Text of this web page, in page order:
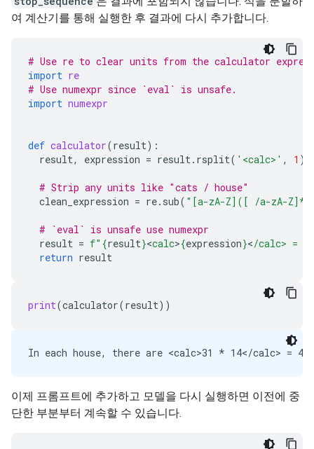
여 계산기를 통해 실행한 후 결과에 다시 추가합니다.
# Use re to clear units from the calculator
import re
# Use numexpr since `eval` is unsafe.
import numexpr
def calculator(result):
result, expression = result. rsplit( '<calc>' , 1 )
# Strip any units like "cats / house"
clean_expression = re. sub( "[a-zA-Z]([ /a-zA-
# `eval` is unsafe use numexpr
result = f" {result}<calc>{expression}</calc> =
return result
print(calculator(result))
이제 프롬프트에 추가하고 모델을 다시 실행하면 이전에 중
단한 부분부터 계속할 수 있습니다.